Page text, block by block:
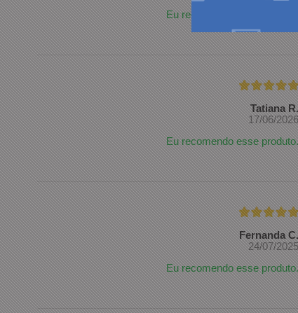
Eu recomendo esse produto.
Tatiana R.
17/06/2026
Eu recomendo esse produto.
Fernanda C.
24/07/2025
Eu recomendo esse produto.